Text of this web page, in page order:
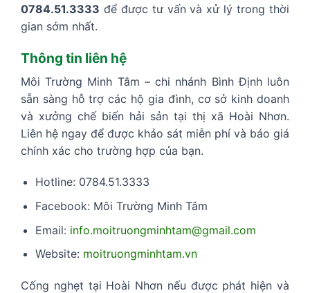
0784.51.3333 để được tư vấn và xử lý trong thời
gian sớm nhất.
Thông tin liên hệ
Môi Trường Minh Tâm – chi nhánh Bình Định luôn
sẵn sàng hỗ trợ các hộ gia đình, cơ sở kinh doanh
và xưởng chế biến hải sản tại thị xã Hoài Nhơn.
Liên hệ ngay để được khảo sát miễn phí và báo giá
chính xác cho trường hợp của bạn.
Hotline: 0784.51.3333
Facebook: Môi Trường Minh Tâm
Email: info.moitruongminhtam@gmail.com
Website: moitruongminhtam.vn
Cống nghẹt tại Hoài Nhơn nếu được phát hiện và